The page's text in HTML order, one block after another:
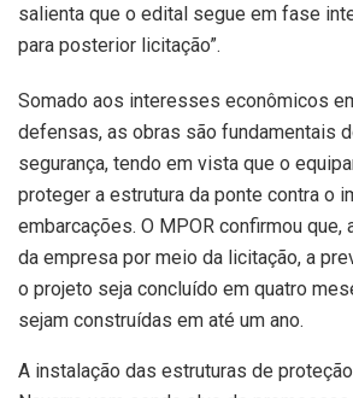
salienta que o edital segue em fase
para posterior licitação”.
Somado aos interesses econômicos
defensas, as obras são fundamentais
segurança, tendo em vista que o
proteger a estrutura da ponte contra o
embarcações. O MPOR confirmou que,
da empresa por meio da licitação, a
o projeto seja concluído em quatro
sejam construídas em até um ano.
A instalação das estruturas de